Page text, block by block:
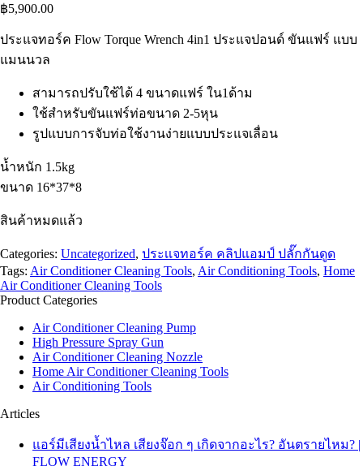
฿5,900.00
ประแจทอร์ค Flow Torque Wrench 4in1 ประแจปอนด์ ขันแฟร์ แบบ
แมนนวล
สามารถปรับใช้ได้ 4 ขนาดแฟร์ ใน1ด้าม
ใช้สำหรับขันแฟร์ท่อขนาด 2-5หุน
รูปแบบการจับท่อใช้งานง่ายแบบประแจเลื่อน
น้ำหนัก 1.5kg
ขนาด 16*37*8
สินค้าหมดแล้ว
Categories: Uncategorized, ประเเจทอร์ค คลิปแอมป์ ปลั๊กกันดูด
Tags: Air Conditioner Cleaning Tools, Air Conditioning Tools, Home
Air Conditioner Cleaning Tools
Product Categories
Air Conditioner Cleaning Pump
High Pressure Spray Gun
Air Conditioner Cleaning Nozzle
Home Air Conditioner Cleaning Tools
Air Conditioning Tools
Articles
แอร์มีเสียงน้ำไหล เสียงจ๊อก ๆ เกิดจากอะไร? อันตรายไหม? |
FLOW ENERGY